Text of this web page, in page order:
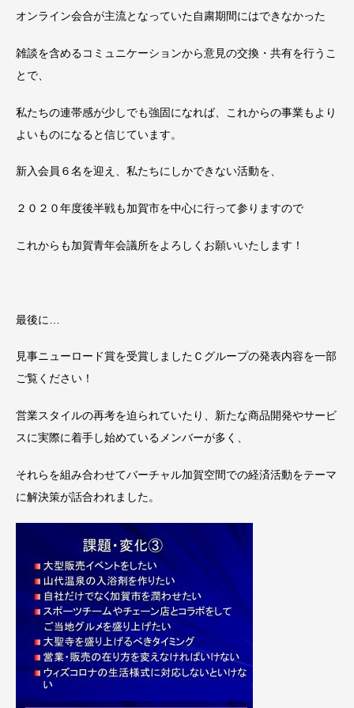
オンライン会合が主流となっていた自粛期間にはできなかった
雑談を含めるコミュニケーションから意見の交換・共有を行うこ
とで、
私たちの連帯感が少しでも強固になれば、これからの事業もより
よいものになると信じています。
新入会員６名を迎え、私たちにしかできない活動を、
２０２０年度後半戦も加賀市を中心に行って参りますので
これからも加賀青年会議所をよろしくお願いいたします！
最後に…
見事ニューロード賞を受賞しましたＣグループの発表内容を一部
ご覧ください！
営業スタイルの再考を迫られていたり、新たな商品開発やサービ
スに実際に着手し始めているメンバーが多く、
それらを組み合わせてバーチャル加賀空間での経済活動をテーマ
に解決策が話合われました。